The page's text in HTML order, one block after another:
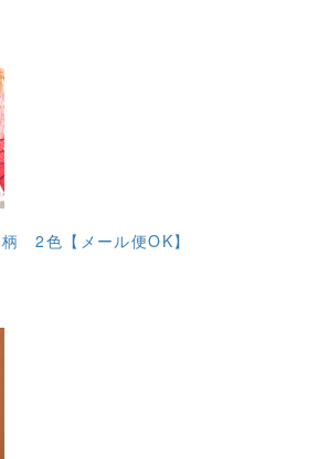
2色【メール便OK】